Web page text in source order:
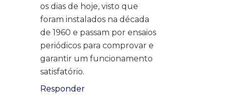
os dias de hoje, visto que
foram instalados na década
de 1960 e passam por ensaios
periódicos para comprovar e
garantir um funcionamento
satisfatório.
Responder